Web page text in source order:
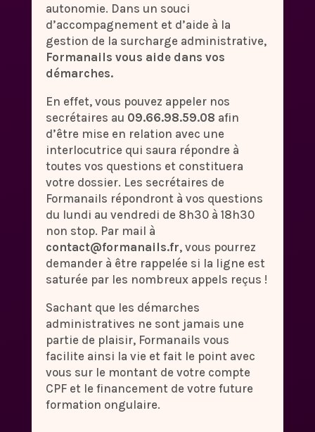
autonomie. Dans un souci
d’accompagnement et d’aide à la
gestion de la surcharge administrative,
Formanails vous aide dans vos
démarches.
En effet, vous pouvez appeler nos
secrétaires au 09.66.98.59.08 afin
d’être mise en relation avec une
interlocutrice qui saura répondre à
toutes vos questions et constituera
votre dossier. Les secrétaires de
Formanails répondront à vos questions
du lundi au vendredi de 8h30 à 18h30
non stop. Par mail à
contact@formanails.fr, vous pourrez
demander à être rappelée si la ligne est
saturée par les nombreux appels reçus !
Sachant que les démarches
administratives ne sont jamais une
partie de plaisir, Formanails vous
facilite ainsi la vie et fait le point avec
vous sur le montant de votre compte
CPF et le financement de votre future
formation ongulaire.